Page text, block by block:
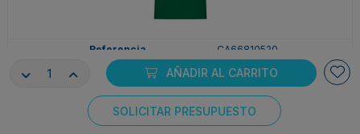
AÑADIR AL CARRITO
SOLICITAR PRESUPUESTO
CA66810520
2XL
En stock
Consentimiento de cookies